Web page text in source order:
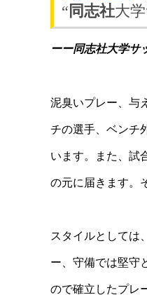
“ 同志社大
ーー同志社大学サ
泥臭いプレー、与
チの選手、ベンチ
います。 また、試
の元に届きます。
スタイルとしては
ー、守備では堅守
ので確立したプレ